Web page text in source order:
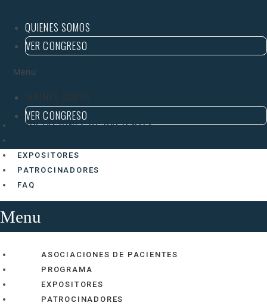
QUIENES SOMOS
VER CONGRESO
Menu
QUIENES SOMOS
VER CONGRESO
ASOCIACIONES DE PACIENTES
EXPOSITORES
PATROCINADORES
FAQ
Menu
ASOCIACIONES DE PACIENTES
PROGRAMA
EXPOSITORES
PATROCINADORES